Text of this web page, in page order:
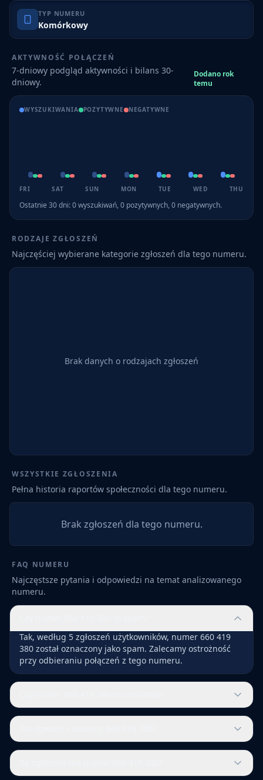
TYP NUMERU
Komórkowy
AKTYWNOŚĆ POŁĄCZEŃ
7-dniowy podgląd aktywności i bilans 30-
dniowy.
Dodano rok
temu
WYSZUKIWANIA POZYTYWNE NEGATYWNE
FRI SAT SUN MON TUE WED THU
Ostatnie 30 dni:0wyszukiwań,0 pozytywnych,0 negatywnych.
RODZAJE ZGŁOSZEŃ
Najczęściej wybierane kategorie zgłoszeń dla tego numeru.
Brak danych o rodzajach zgłoszeń
WSZYSTKIE ZGŁOSZENIA
Pełna historia raportów społeczności dla tego numeru.
Brak zgłoszeń dla tego numeru.
FAQ NUMERU
Najczęstsze pytania i odpowiedzi na temat analizowanego
numeru.
Tak, według 5 zgłoszeń użytkowników, numer 660 419
380 został oznaczony jako spam. Zalecamy ostrożność
przy odbieraniu połączeń z tego numeru.